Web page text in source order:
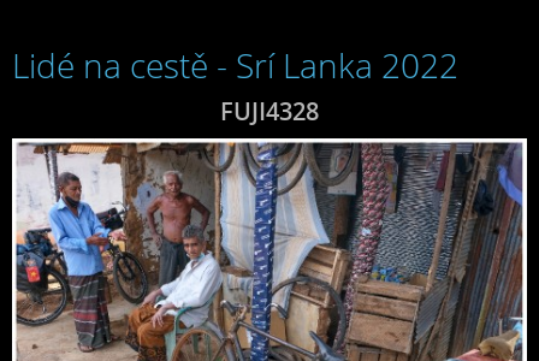
Lidé na cestě - Srí Lanka 2022
FUJI4328